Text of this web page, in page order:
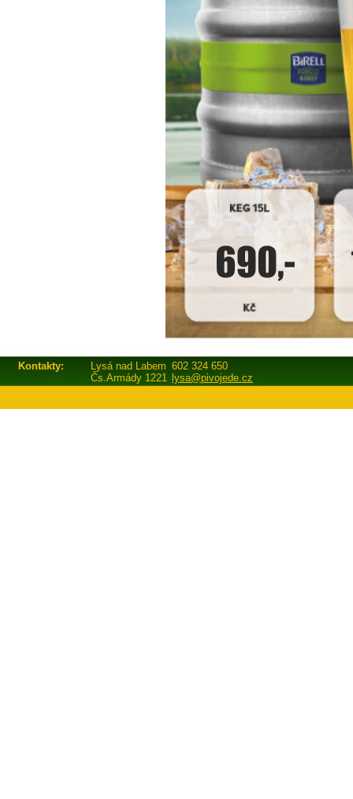
Kontakty: Lysá nad Labem 602 324 650
Čs.Armády 1221 lysa@pivojede.cz